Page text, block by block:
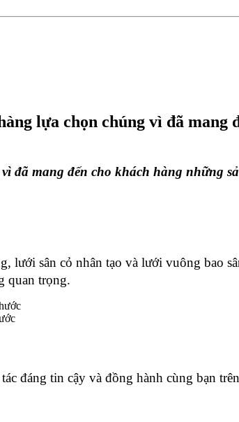
lựa chọn chúng vì đã mang
đã mang đến cho khách hàng những
lưới sân cỏ nhân tạo và lưới vuông bao
quan trọng.
đáng tin cậy và đồng hành cùng bạn